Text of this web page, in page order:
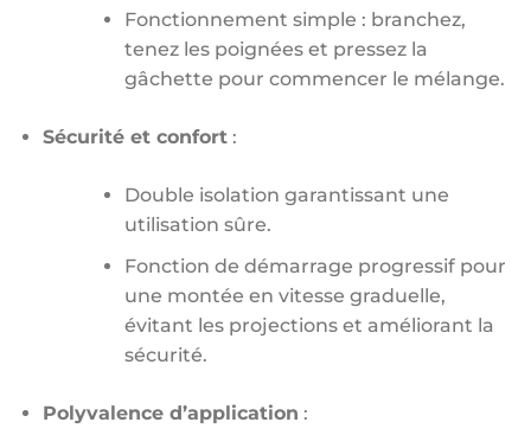
Fonctionnement simple : branchez,
tenez les poignées et pressez la
gâchette pour commencer le mélange.
Sécurité et confort:
Double isolation garantissant une
utilisation sûre.
Fonction de démarrage progressif pour
une montée en vitesse graduelle,
évitant les projections et améliorant la
sécurité.
Polyvalence d’application :